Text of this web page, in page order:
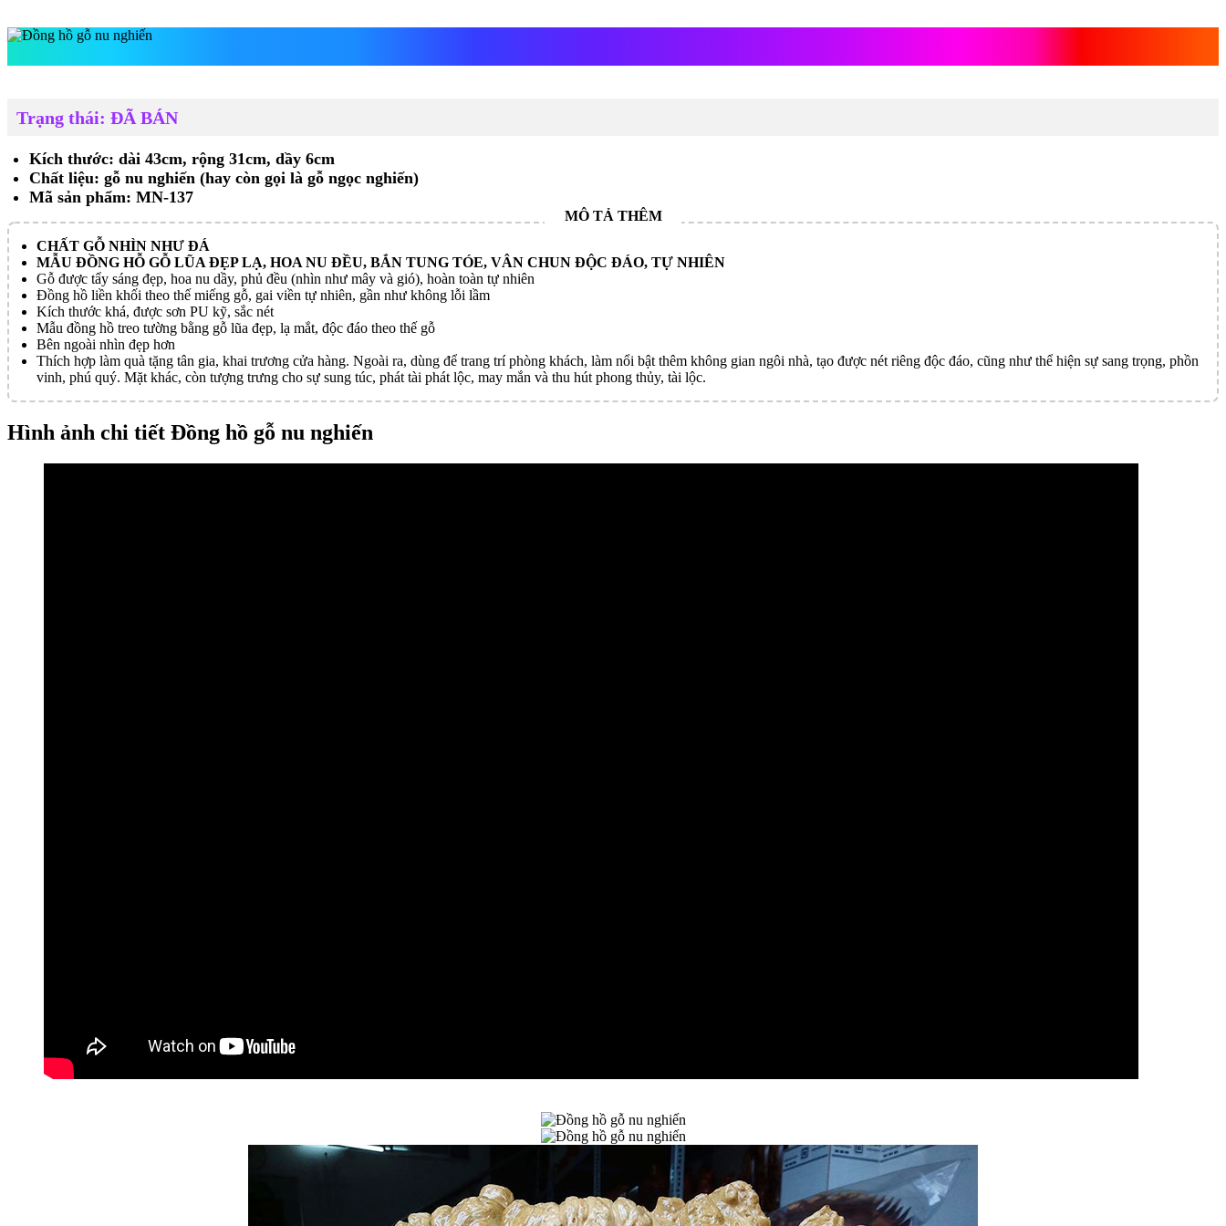
Trạng thái: ĐÃ BÁN
Kích thước: dài 43cm, rộng 31cm, dầy 6cm
Chất liệu: gỗ nu nghiến (hay còn gọi là gỗ ngọc nghiến)
Mã sản phẩm: MN-137
CHẤT GỖ NHÌN NHƯ ĐÁ
MẪU ĐỒNG HỖ GỖ LŨA ĐẸP LẠ, HOA NU ĐỀU, BẮN TUNG TÓE, VÂN CHUN ĐỘC ĐÁO, TỰ NHIÊN
Gỗ được tẩy sáng đẹp, hoa nu dầy, phủ đều (nhìn như mây và gió), hoàn toàn tự nhiên
Đồng hồ liền khối theo thế miếng gỗ, gai viền tự nhiên, gần như không lỗi lầm
Kích thước khá, được sơn PU kỹ, sắc nét
Mẫu đồng hồ treo tường bằng gỗ lũa đẹp, lạ mắt, độc đáo theo thế gỗ
Bên ngoài nhìn đẹp hơn
Thích hợp làm quà tặng tân gia, khai trương cửa hàng. Ngoài ra, dùng để trang trí phòng khách, làm nổi bật thêm không gian ngôi nhà, tạo được nét riêng độc đáo, cũng như thể hiện sự sang trọng, phồn
vinh, phú quý. Mặt khác, còn tượng trưng cho sự sung túc, phát tài phát lộc, may mắn và thu hút phong thủy, tài lộc.
Hình ảnh chi tiết Đồng hồ gỗ nu nghiến